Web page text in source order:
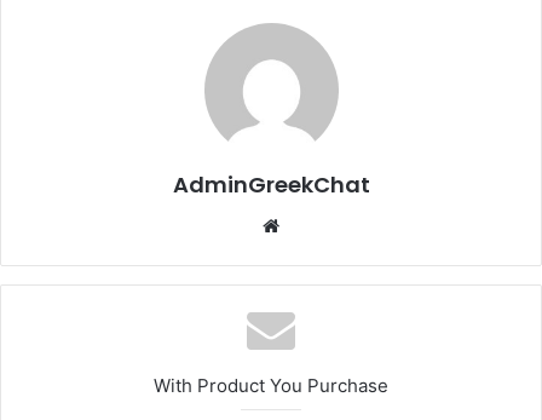
AdminGreekChat
With Product You Purchase